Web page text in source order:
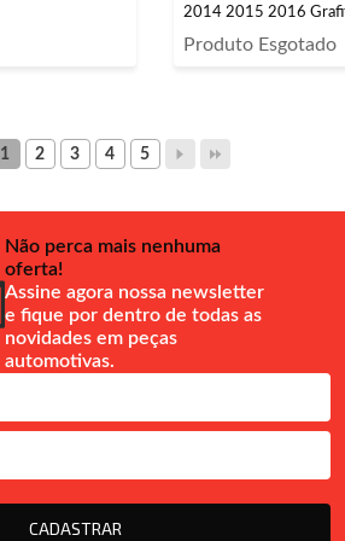
2014 2015 2016
Produto Esgotado
1 2 3 4 5
Não perca mais nenhuma
oferta!
Assine agora nossa newsletter
e fique por dentro de todas as
novidades em peças
automotivas.
CADASTRAR